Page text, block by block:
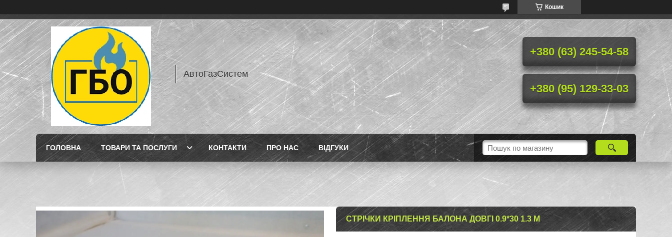
Кошик
АвтоГазСистем
+380 (63) 245-54-58
+380 (95) 129-33-03
ГОЛОВНА ТОВАРИ ТА ПОСЛУГИ КОНТАКТИ ПРО НАС ВІДГУКИ
СТРІЧКИ КРІПЛЕННЯ БАЛОНА ДОВГІ 0.9*30 1.3 М